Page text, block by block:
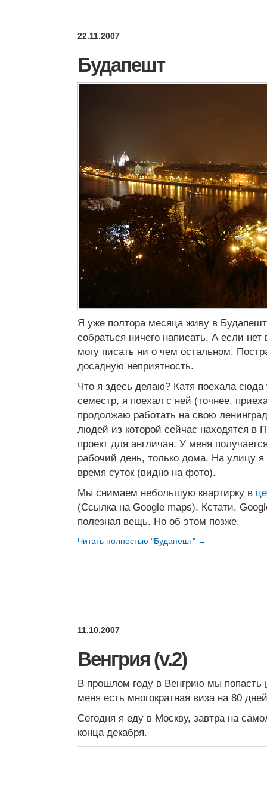
22.11.2007
Будапешт
Я уже полтора месяца живу в
собраться ничего написать. А если нет
могу писать ни о чем остальном.
досадную неприятность.
Что я здесь делаю? Катя поехала сюда
семестр, я поехал с ней (точнее,
продолжаю работать на свою
людей из которой сейчас находятся в
проект для англичан. У меня
рабочий день, только дома. На улицу
время суток (видно на фото).
Мы снимаем небольшую квартирку в
(Ссылка на Google maps). Кстати,
полезная вещь. Но об этом позже.
Читать полностью "Будапешт" →
11.10.2007
Венгрия (v.2)
В прошлом году в Венгрию мы попасть
меня есть многократная виза на 80
Сегодня я еду в Москву, завтра на
конца декабря.